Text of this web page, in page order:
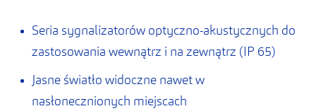
Seria sygnalizatorów optyczno-akustycznych do
zastosowania wewnątrz i na zewnątrz (IP 65)
Jasne światło widoczne nawet w
nasłonecznionych miejscach